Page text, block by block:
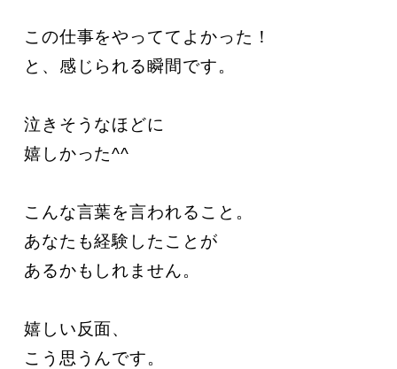
この仕事をやっててよかった！
と、感じられる瞬間です。
泣きそうなほどに
嬉しかった^^
こんな言葉を言われること。
あなたも経験したことが
あるかもしれません。
嬉しい反面、
こう思うんです。